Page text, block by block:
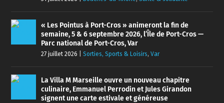
« Les Pointus à Port-Cros » animeront la fin de
semaine, 5 & 6 septembre 2026, l’Île de Port-Cros —
Parc national de Port-Cros, Var
27 juillet 2026 |Sorties, Sports & Loisirs,Var
La Villa M Marseille ouvre un nouveau chapitre
culinaire, Emmanuel Perrodin et Jules Girandon
signent une carte estivale et généreuse